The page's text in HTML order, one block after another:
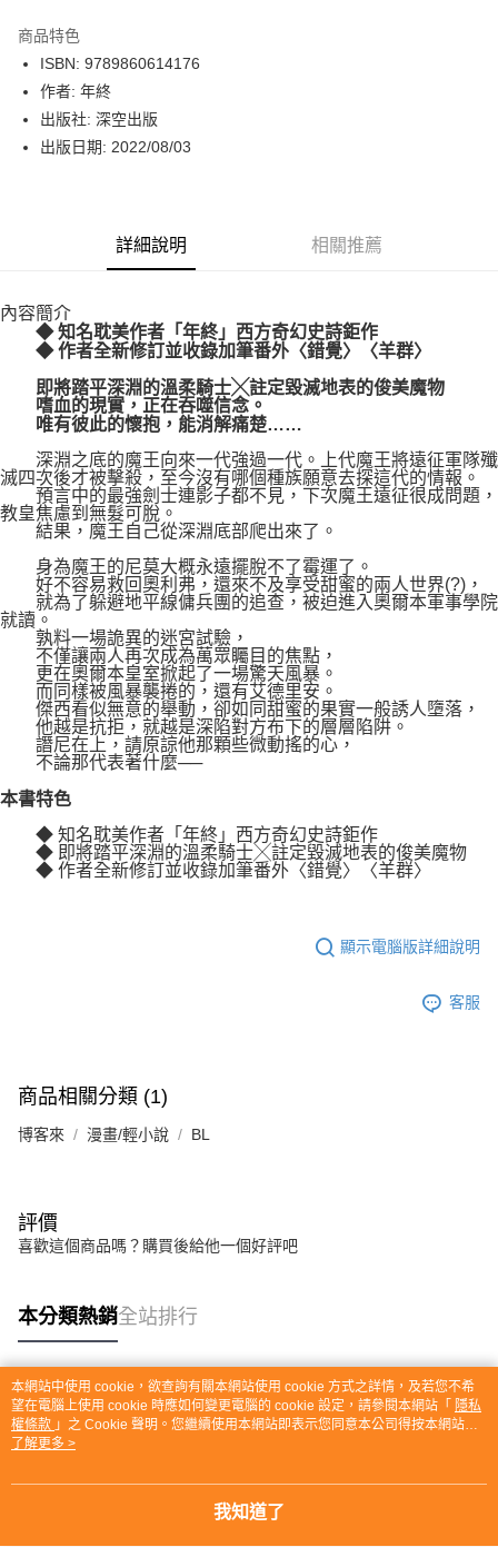
LINE Pay
Apple Pay
街口支付
博客來商品配送方式
每筆NT$80，滿NT$1,000(含以上)免運費
商品特色
ISBN: 9789860614176
作者: 年終
出版社: 深空出版
出版日期: 2022/08/03
詳細說明 相關推薦
內容簡介
◆ 知名耽美作者「年終」西方奇幻史詩鉅作
◆ 作者全新修訂並收錄加筆番外〈錯覺〉〈羊群〉
即將踏平深淵的溫柔騎士╳註定毀滅地表的俊美魔物
嗜血的現實，正在吞噬信念。
唯有彼此的懷抱，能消解痛楚……
深淵之底的魔王向來一代強過一代。上代魔王將遠征軍隊殲
滅四次後才被擊殺，至今沒有哪個種族願意去探這代的情報。
預言中的最強劍士連影子都不見，下次魔王遠征很成問題，
教皇焦慮到無髮可脫。
結果，魔王自己從深淵底部爬出來了。
身為魔王的尼莫大概永遠擺脫不了霉運了。
好不容易救回奧利弗，還來不及享受甜蜜的兩人世界(?)，
就為了躲避地平線傭兵團的追查，被迫進入奧爾本軍事學院
就讀。
孰料一場詭異的迷宮試驗，
不僅讓兩人再次成為萬眾矚目的焦點，
更在奧爾本皇室掀起了一場驚天風暴。
而同樣被風暴襲捲的，還有艾德里安。
傑西看似無意的舉動，卻如同甜蜜的果實一般誘人墮落，
他越是抗拒，就越是深陷對方布下的層層陷阱。
譖尼在上，請原諒他那顆些微動搖的心，
不論那代表著什麼──
本書特色
◆ 知名耽美作者「年終」西方奇幻史詩鉅作
◆ 即將踏平深淵的溫柔騎士╳註定毀滅地表的俊美魔物
◆ 作者全新修訂並收錄加筆番外〈錯覺〉〈羊群〉
顯示電腦版詳細說明
客服
商品相關分類 (1)
博客來 漫畫/輕小說 BL
評價
喜歡這個商品嗎？購買後給他一個好評吧
本分類熱銷全站排行
熱門標籤
本網站中使用 cookie，欲查詢有關本網站使用 cookie 方式之詳情，及若您不希
望在電腦上使用 cookie 時應如何變更電腦的 cookie 設定，請參閱本網站「 隱私
權條款 」之 Cookie 聲明。您繼續使用本網站即表示您同意本公司得按本網站使
用條款之 Cookie 聲明使用 cookie。
了解更多 >
我知道了